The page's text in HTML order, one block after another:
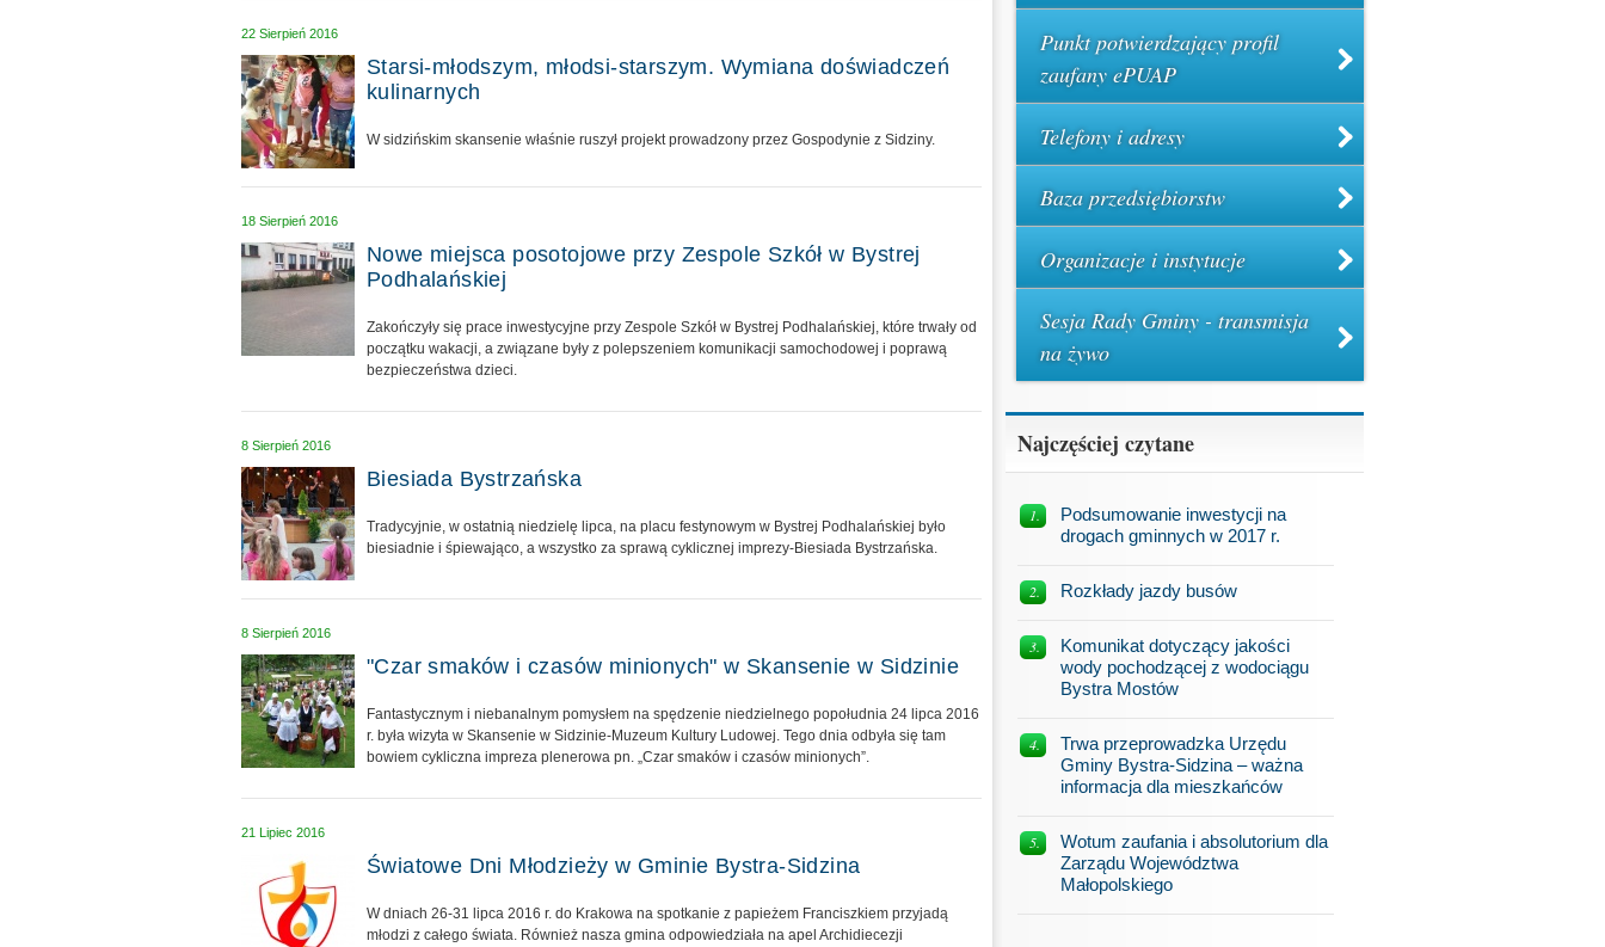
22 Sierpień 2016
Starsi-młodszym, młodsi-starszym. Wymiana doświadczeń
kulinarnych
W sidzińskim skansenie właśnie ruszył projekt prowadzony przez Gospodynie z Sidziny.
18 Sierpień 2016
Nowe miejsca posotojowe przy Zespole Szkół w Bystrej
Podhalańskiej
Zakończyły się prace inwestycyjne przy Zespole Szkół w Bystrej Podhalańskiej, które trwały od
początku wakacji, a związane były z polepszeniem komunikacji samochodowej i poprawą
bezpieczeństwa dzieci.
8 Sierpień 2016
Biesiada Bystrzańska
Tradycyjnie, w ostatnią niedzielę lipca, na placu festynowym w Bystrej Podhalańskiej było
biesiadnie i śpiewająco, a wszystko za sprawą cyklicznej imprezy-Biesiada Bystrzańska.
8 Sierpień 2016
"Czar smaków i czasów minionych" w Skansenie w Sidzinie
Fantastycznym i niebanalnym pomysłem na spędzenie niedzielnego popołudnia 24 lipca 2016
r. była wizyta w Skansenie w Sidzinie-Muzeum Kultury Ludowej. Tego dnia odbyła się tam
bowiem cykliczna impreza plenerowa pn. „Czar smaków i czasów minionych”.
21 Lipiec 2016
Światowe Dni Młodzieży w Gminie Bystra-Sidzina
W dniach 26-31 lipca 2016 r. do Krakowa na spotkanie z papieżem Franciszkiem przyjadą
młodzi z całego świata. Również nasza gmina odpowiedziała na apel Archidiecezji
Punkt potwierdzający profil
zaufany ePUAP
Telefony i adresy
Baza przedsiębiorstw
Organizacje i instytucje
Sesja Rady Gminy - transmisja
na żywo
Najczęściej czytane
Podsumowanie inwestycji na
drogach gminnych w 2017 r.
Rozkłady jazdy busów
Komunikat dotyczący jakości
wody pochodzącej z wodociągu
Bystra Mostów
Trwa przeprowadzka Urzędu
Gminy Bystra-Sidzina – ważna
informacja dla mieszkańców
Wotum zaufania i absolutorium dla
Zarządu Województwa
Małopolskiego